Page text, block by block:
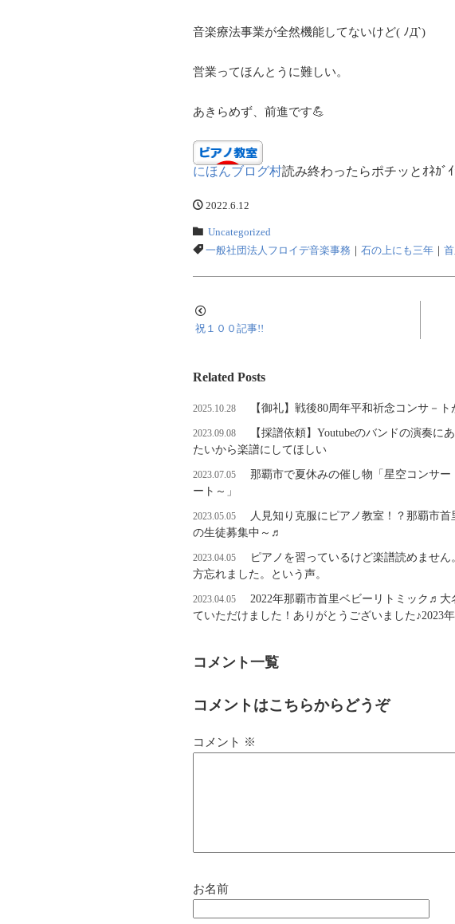
音楽療法事業が全然機能してないけど( ﾉД`)
営業ってほんとうに難しい。
あきらめず、前進です💪
にほんブログ村読み終わったらポチッとｵﾈｶﾞ
2022.6.12
Uncategorized
一般社団法人フロイデ音楽事務 ｜ 石の上にも三年 ｜
祝１００記事!!
Related Posts
2025.10.28 【御礼】戦後80周年平和祈念コンサ－
2023.09.08
【採譜依頼】Youtubeのバンドの演奏に
たいから楽譜にしてほしい
2023.07.05
那覇市で夏休みの催し物「星空コンサ
ート～」
2023.05.05
人見知り克服にピアノ教室！？那覇市
の生徒募集中～♬
2023.04.05
ピアノを習っているけど楽譜読めませ
方忘れました。という声。
2023.04.05
2022年那覇市首里ベビーリトミック♬
ていただけました！ありがとうございました♪2023
コメント一覧
コメントはこちらからどうぞ
コメント ※
お名前